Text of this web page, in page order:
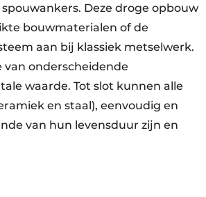
Deze droge opbouw
bouwmaterialen of de
aan bij klassiek metselwerk.
van onderscheidende
waarde. Tot slot kunnen alle
en staal), eenvoudig en
van hun levensduur zijn en